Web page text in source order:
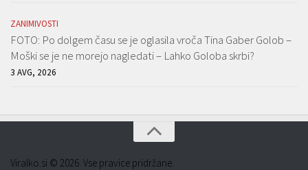
ZANIMIVOSTI
FOTO: Po dolgem času se je oglasila vroča Tina Gaber Golob –
Moški se je ne morejo nagledati – Lahko Goloba skrbi?
3 AVG, 2026
Viralko.si © 2026. Vse pravice pridržane.